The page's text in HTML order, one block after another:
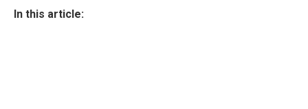
In this article: